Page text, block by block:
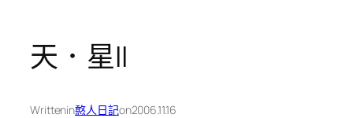
天．星II
Writtenin憨人日記on2006.11.16